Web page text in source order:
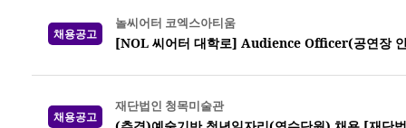
채용공고
놀씨어터 코엑스아티움
[NOL 씨어터 대학로] Audience Officer(공연장
채용공고
재단법인 청목미술관